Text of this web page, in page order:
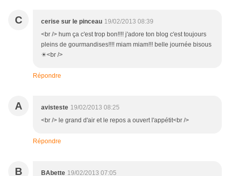
C cerise sur le pinceau 19/02/2013 08:39
<br /> hum ça c'est trop bon!!!! j'adore ton blog c'est toujours
pleins de gourmandises!!!! miam miam!!! belle journée bisous
☀<br />
Répondre
A avisteste 19/02/2013 08:25
<br /> le grand d'air et le repos a ouvert l'appétit<br />
Répondre
B BAbette 19/02/2013 07:05